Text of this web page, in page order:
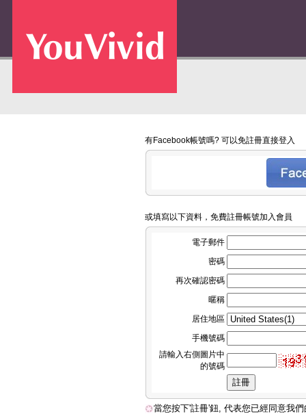
有Facebook帳號嗎? 可以免註冊直接登入
或填寫以下資料，免費註冊帳號加入會員
電子郵件
密碼
再次確認密碼
暱稱
居住地區
手機號碼
請輸入右側圖片中
的號碼
當您按下'註冊'鈕, 代表您已經同意我